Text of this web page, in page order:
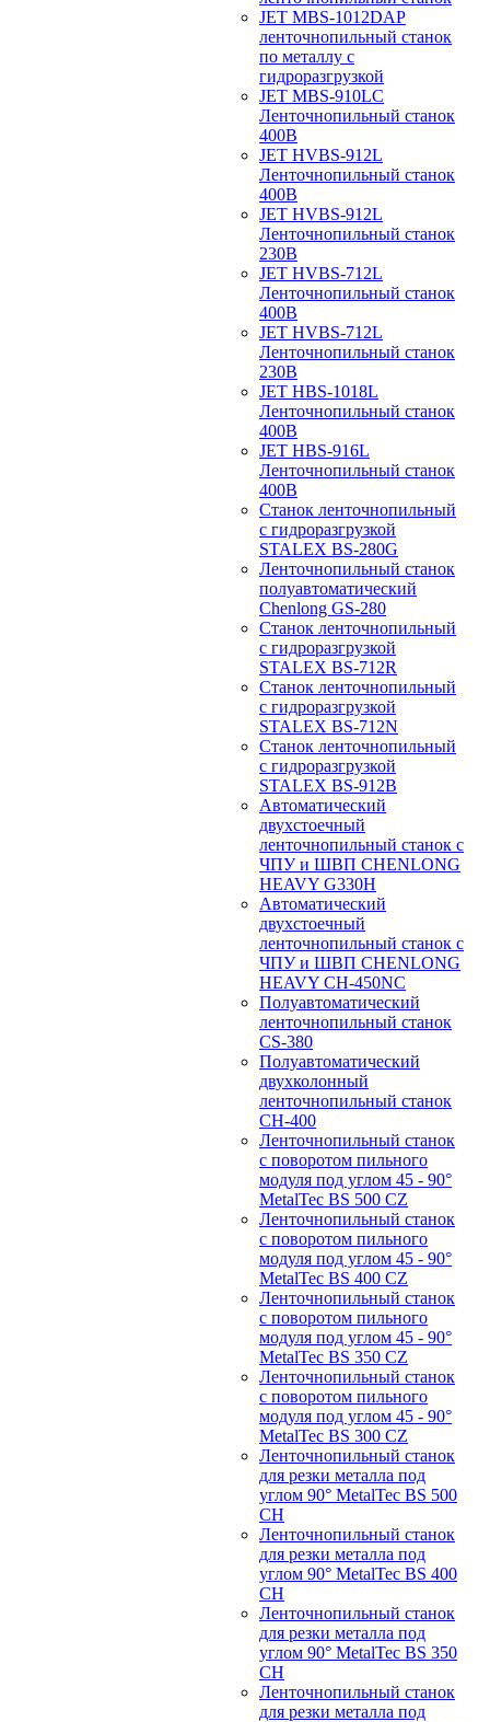
JET MBS-1012DAP
ленточнопильный станок
по металлу с
гидроразгрузкой
JET MBS-910LC
Ленточнопильный станок
400В
JET HVBS-912L
Ленточнопильный станок
400В
JET HVBS-912L
Ленточнопильный станок
230В
JET HVBS-712L
Ленточнопильный станок
400В
JET HVBS-712L
Ленточнопильный станок
230В
JET HBS-1018L
Ленточнопильный станок
400В
JET HBS-916L
Ленточнопильный станок
400В
Станок ленточнопильный
с гидроразгрузкой
STALEX BS-280G
Ленточнопильный станок
полуавтоматический
Chenlong GS-280
Станок ленточнопильный
с гидроразгрузкой
STALEX BS-712R
Станок ленточнопильный
с гидроразгрузкой
STALEX BS-712N
Станок ленточнопильный
с гидроразгрузкой
STALEX BS-912B
Автоматический
двухстоечный
ленточнопильный станок с
ЧПУ и ШВП CHENLONG
HEAVY G330H
Автоматический
двухстоечный
ленточнопильный станок с
ЧПУ и ШВП CHENLONG
HEAVY CH-450NC
Полуавтоматический
ленточнопильный станок
CS-380
Полуавтоматический
двухколонный
ленточнопильный станок
CH-400
Ленточнопильный станок
c поворотом пильного
модуля под углом 45 - 90°
MetalTec BS 500 CZ
Ленточнопильный станок
c поворотом пильного
модуля под углом 45 - 90°
MetalTec BS 400 CZ
Ленточнопильный станок
c поворотом пильного
модуля под углом 45 - 90°
MetalTec BS 350 CZ
Ленточнопильный станок
c поворотом пильного
модуля под углом 45 - 90°
MetalTec BS 300 CZ
Ленточнопильный станок
для резки металла под
углом 90° MetalTec BS 500
CH
Ленточнопильный станок
для резки металла под
углом 90° MetalTec BS 400
CH
Ленточнопильный станок
для резки металла под
углом 90° MetalTec BS 350
CH
Ленточнопильный станок
для резки металла под